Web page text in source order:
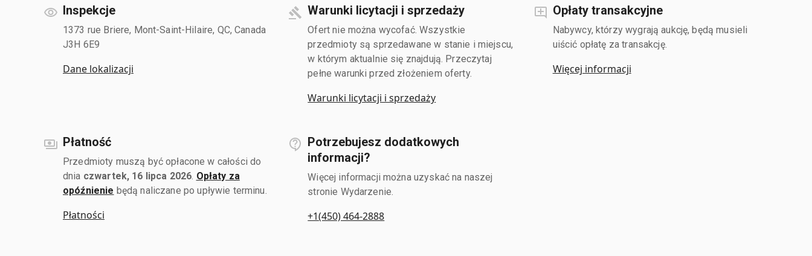
Inspekcje
1373 rue Briere, Mont-Saint-Hilaire, QC, Canada
J3H 6E9
Dane lokalizacji
Warunki licytacji i sprzedaży
Ofert nie można wycofać. Wszystkie
przedmioty są sprzedawane w stanie i miejscu,
w którym aktualnie się znajdują. Przeczytaj
pełne warunki przed złożeniem oferty.
Warunki licytacji i sprzedaży
Opłaty transakcyjne
Nabywcy, którzy wygrają aukcję, będą musieli
uiścić opłatę za transakcję.
Więcej informacji
Płatność
Przedmioty muszą być opłacone w całości do
dnia czwartek, 16 lipca 2026 Opłaty za
opóźnienie będą naliczane po upływie terminu.
Płatności
Potrzebujesz dodatkowych
informacji?
Więcej informacji można uzyskać na naszej
stronie Wydarzenie.
+1(450) 464-2888